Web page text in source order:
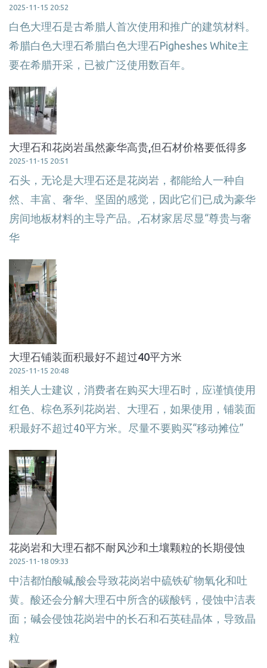
2025-11-15 20:52
白色大理石是古希腊人首次使用和推广的建筑材料。
希腊白色大理石希腊白色大理石Pigheshes White主
要在希腊开采，已被广泛使用数百年。
大理石和花岗岩虽然豪华高贵,但石材价格要低得多
2025-11-15 20:51
石头，无论是大理石还是花岗岩，都能给人一种自
然、丰富、奢华、坚固的感觉，因此它们已成为豪华
房间地板材料的主导产品。,石材家居尽显“尊贵与奢
华
大理石铺装面积最好不超过40平方米
2025-11-15 20:48
相关人士建议，消费者在购买大理石时，应谨慎使用
红色、棕色系列花岗岩、大理石，如果使用，铺装面
积最好不超过40平方米。尽量不要购买“移动摊位”
花岗岩和大理石都不耐风沙和土壤颗粒的长期侵蚀
2025-11-18 09:33
中洁都怕酸碱,酸会导致花岗岩中硫铁矿物氧化和吐
黄。酸还会分解大理石中所含的碳酸钙，侵蚀中洁表
面；碱会侵蚀花岗岩中的长石和石英硅晶体，导致晶
粒